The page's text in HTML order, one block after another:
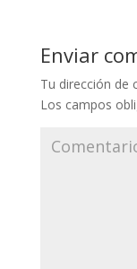
Enviar
Tu dirección de
Los campos